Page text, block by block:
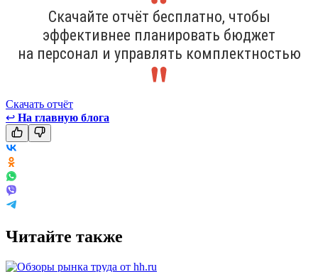
Скачайте отчёт бесплатно, чтобы
эффективнее планировать бюджет
на персонал и управлять комплектностью
Скачать отчёт
↩ На главную блога
Читайте также